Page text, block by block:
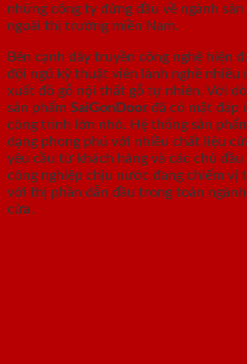
những công ty đứng đầu về ngành
ngoài thị trường miền Nam.
Bên cạnh dây truyền công nghệ hiện
đội ngũ kỹ thuật viên lành nghề nhiều
xuất đồ gỗ nội thất gỗ tự nhiên. Với
sản phẩm SaiGonDoor đã có mặt đáp
công trình lớn nhỏ. Hệ thống sản
dạng phong phú với nhiều chất liệu
yêu cầu từ khách hàng và các chủ
công nghiệp chịu nước đang chiếm vị
với thị phần dẫn đầu trong toàn
cửa.